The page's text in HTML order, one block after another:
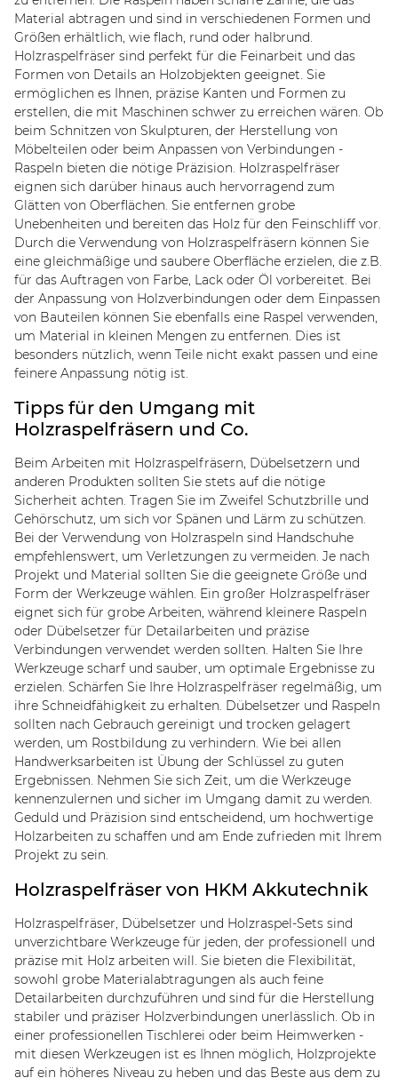
Material abtragen und sind in verschiedenen Formen und
Größen erhältlich, wie flach, rund oder halbrund.
Holzraspelfräser sind perfekt für die Feinarbeit und das
Formen von Details an Holzobjekten geeignet. Sie
ermöglichen es Ihnen, präzise Kanten und Formen zu
erstellen, die mit Maschinen schwer zu erreichen wären. Ob
beim Schnitzen von Skulpturen, der Herstellung von
Möbelteilen oder beim Anpassen von Verbindungen -
Raspeln bieten die nötige Präzision. Holzraspelfräser
eignen sich darüber hinaus auch hervorragend zum
Glätten von Oberflächen. Sie entfernen grobe
Unebenheiten und bereiten das Holz für den Feinschliff vor.
Durch die Verwendung von Holzraspelfräsern können Sie
eine gleichmäßige und saubere Oberfläche erzielen, die z.B.
für das Auftragen von Farbe, Lack oder Öl vorbereitet. Bei
der Anpassung von Holzverbindungen oder dem Einpassen
von Bauteilen können Sie ebenfalls eine Raspel verwenden,
um Material in kleinen Mengen zu entfernen. Dies ist
besonders nützlich, wenn Teile nicht exakt passen und eine
feinere Anpassung nötig ist.
Tipps für den Umgang mit
Holzraspelfräsern und Co.
Beim Arbeiten mit Holzraspelfräsern, Dübelsetzern und
anderen Produkten sollten Sie stets auf die nötige
Sicherheit achten. Tragen Sie im Zweifel Schutzbrille und
Gehörschutz, um sich vor Spänen und Lärm zu schützen.
Bei der Verwendung von Holzraspeln sind Handschuhe
empfehlenswert, um Verletzungen zu vermeiden. Je nach
Projekt und Material sollten Sie die geeignete Größe und
Form der Werkzeuge wählen. Ein großer Holzraspelfräser
eignet sich für grobe Arbeiten, während kleinere Raspeln
oder Dübelsetzer für Detailarbeiten und präzise
Verbindungen verwendet werden sollten. Halten Sie Ihre
Werkzeuge scharf und sauber, um optimale Ergebnisse zu
erzielen. Schärfen Sie Ihre Holzraspelfräser regelmäßig, um
ihre Schneidfähigkeit zu erhalten. Dübelsetzer und Raspeln
sollten nach Gebrauch gereinigt und trocken gelagert
werden, um Rostbildung zu verhindern. Wie bei allen
Handwerksarbeiten ist Übung der Schlüssel zu guten
Ergebnissen. Nehmen Sie sich Zeit, um die Werkzeuge
kennenzulernen und sicher im Umgang damit zu werden.
Geduld und Präzision sind entscheidend, um hochwertige
Holzarbeiten zu schaffen und am Ende zufrieden mit Ihrem
Projekt zu sein.
Holzraspelfräser von HKM Akkutechnik
Holzraspelfräser, Dübelsetzer und Holzraspel-Sets sind
unverzichtbare Werkzeuge für jeden, der professionell und
präzise mit Holz arbeiten will. Sie bieten die Flexibilität,
sowohl grobe Materialabtragungen als auch feine
Detailarbeiten durchzuführen und sind für die Herstellung
stabiler und präziser Holzverbindungen unerlässlich. Ob in
einer professionellen Tischlerei oder beim Heimwerken -
mit diesen Werkzeugen ist es Ihnen möglich, Holzprojekte
auf ein höheres Niveau zu heben und das Beste aus dem zu